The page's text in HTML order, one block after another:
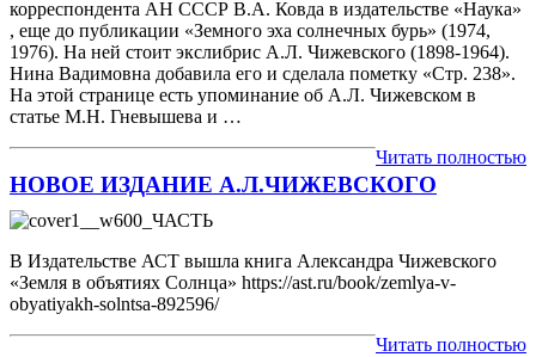
корреспондента АН СССР В.А. Ковда в издательстве «Наука»
, еще до публикации «Земного эха солнечных бурь» (1974,
1976). На ней стоит экслибрис А.Л. Чижевского (1898-1964).
Нина Вадимовна добавила его и сделала пометку «Стр. 238».
На этой странице есть упоминание об А.Л. Чижевском в
статье М.Н. Гневышева и …
Читать полностью
НОВОЕ ИЗДАНИЕ А.Л.ЧИЖЕВСКОГО
В Издательстве АСТ вышла книга Александра Чижевского
«Земля в объятиях Солнца» https://ast.ru/book/zemlya-v-
obyatiyakh-solntsa-892596/
Читать полностью